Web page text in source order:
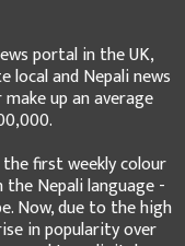
portal in the UK,
local and Nepali news
up an average
first weekly colour
the Nepali language -
Now, due to the high
in popularity over